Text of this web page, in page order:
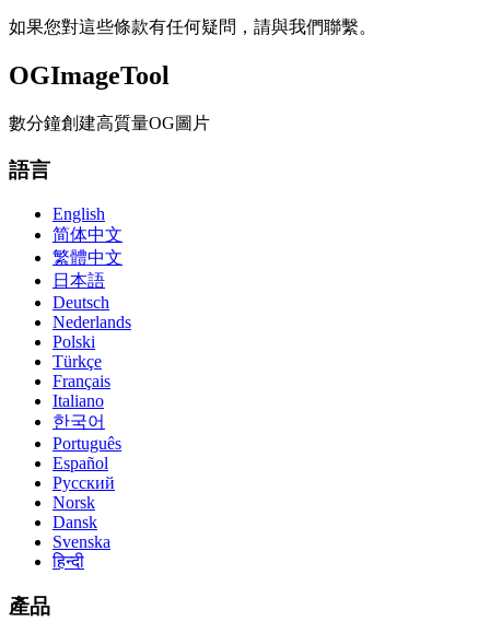
如果您對這些條款有任何疑問，請與我們聯繫。
OGImageTool
數分鐘創建高質量OG圖片
語言
English
简体中文
繁體中文
日本語
Deutsch
Nederlands
Polski
Türkçe
Français
Italiano
한국어
Português
Español
Русский
Norsk
Dansk
Svenska
हिन्दी
產品